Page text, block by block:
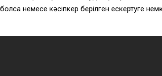
немесе кәсіпкер берілген ескертуге